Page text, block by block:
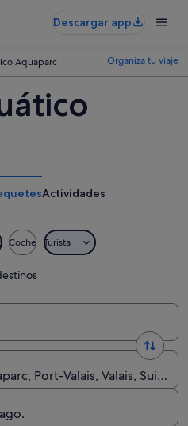
Descargar app
Aquaparc Organiza tu viaje
Actividades
Coche Turista
Port-Valais, Valais, Suiza